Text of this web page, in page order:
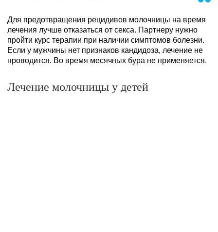
Для предотвращения рецидивов молочницы на время
лечения лучше отказаться от секса. Партнеру нужно
пройти курс терапии при наличии симптомов болезни.
Если у мужчины нет признаков кандидоза, лечение не
проводится. Во время месячных бура не применяется.
Лечение молочницы у детей